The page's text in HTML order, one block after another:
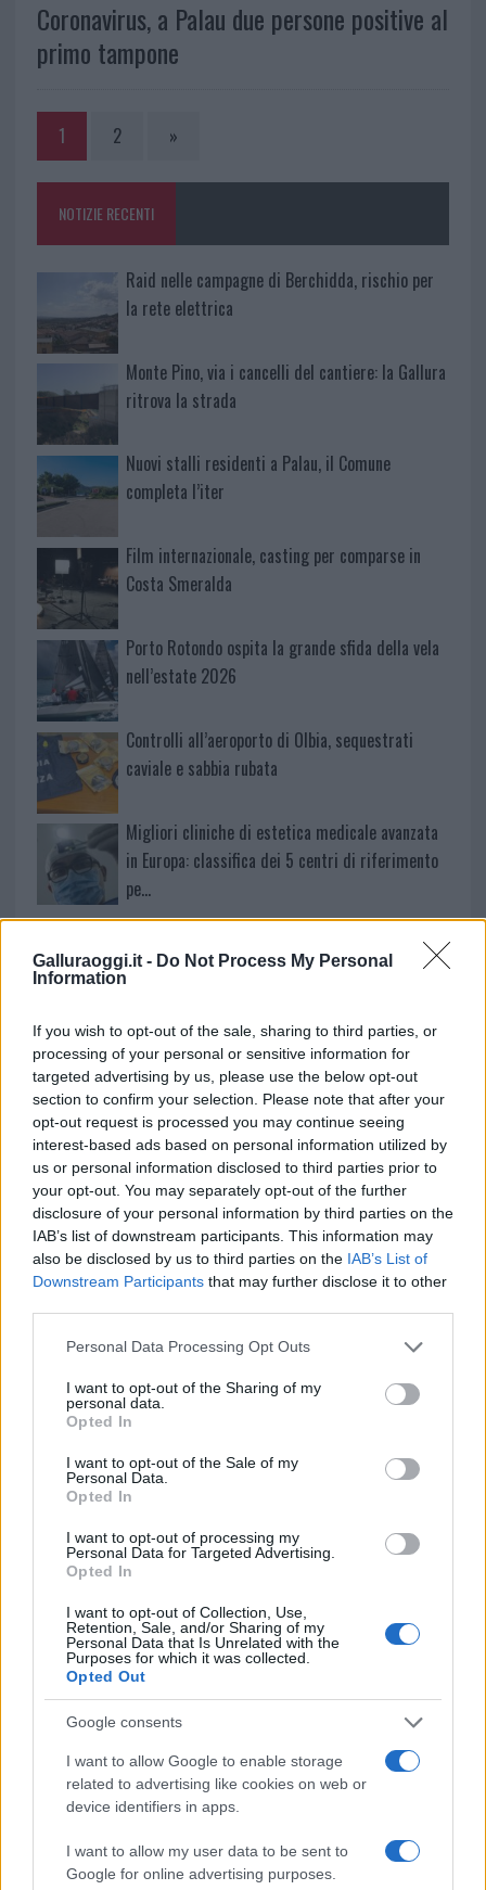
Galluraoggi.it - Do Not Process My Personal
Information
If you wish to opt-out of the sale, sharing to third parties, or
processing of your personal or sensitive information for
targeted advertising by us, please use the below opt-out
section to confirm your selection. Please note that after your
opt-out request is processed you may continue seeing
interest-based ads based on personal information utilized by
us or personal information disclosed to third parties prior to
your opt-out. You may separately opt-out of the further
disclosure of your personal information by third parties on the
IAB’s list of downstream participants. This information may
also be disclosed by us to third parties on the IAB’s List of
Downstream Participants that may further disclose it to other
Please note that this website/app uses one or more Google
not limited to your visit or usage behaviour. You may click to
grant or deny consent to Google and its third-party tags to
use your data for below specified purposes in below Google
consent section.
Personal Data Processing Opt Outs
I want to opt-out of the Sharing of my
personal data.
Opted In
I want to opt-out of the Sale of my
Personal Data.
Opted In
I want to opt-out of processing my
Personal Data for Targeted Advertising.
Opted In
I want to opt-out of Collection, Use,
Retention, Sale, and/or Sharing of my
Personal Data that Is Unrelated with the
Purposes for which it was collected.
Opted Out
Google consents
I want to allow Google to enable storage
related to advertising like cookies on web or
device identifiers in apps.
I want to allow my user data to be sent to
Google for online advertising purposes.
Coronavirus, a Palau due persone positive al
primo tampone
1 2 »
NOTIZIE RECENTI
Raid nelle campagne di Berchidda, rischio per
la rete elettrica
Monte Pino, via i cancelli del cantiere: la Gallura
ritrova la strada
Nuovi stalli residenti a Palau, il Comune
completa l’iter
Film internazionale, casting per comparse in
Costa Smeralda
Porto Rotondo ospita la grande sfida della vela
nell’estate 2026
Controlli all’aeroporto di Olbia, sequestrati
caviale e sabbia rubata
Migliori cliniche di estetica medicale avanzata
in Europa: classifica dei 5 centri di riferimento
pe…
NECROLOGIE
Mario Malu
Paolo Pinna
Martina Agostina Diturco
I nostri cari
I nostri cari
I nostri cari
Giovannimaria Cabras